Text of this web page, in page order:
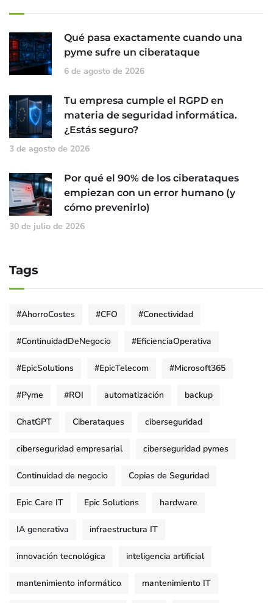
Qué pasa exactamente cuando una
pyme sufre un ciberataque
6 de agosto de 2026
Tu empresa cumple el RGPD en
materia de seguridad informática.
¿Estás seguro?
3 de agosto de 2026
Por qué el 90% de los ciberataques
empiezan con un error humano (y
cómo prevenirlo)
30 de julio de 2026
Tags
#AhorroCostes #CFO #Conectividad
#ContinuidadDeNegocio #EficienciaOperativa
#EpicSolutions #EpicTelecom #Microsoft365
#Pyme #ROI automatización backup
ChatGPT Ciberataques ciberseguridad
ciberseguridad empresarial ciberseguridad pymes
Continuidad de negocio Copias de Seguridad
Epic Care IT Epic Solutions hardware
IA generativa infraestructura IT
innovación tecnológica inteligencia artificial
mantenimiento informático mantenimiento IT